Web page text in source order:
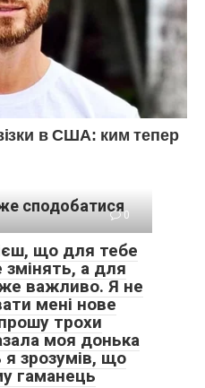
сподобатися0
що для тебе
змінять, а для
важливо. Я не
мені нове
трохи
моя донька
я зрозумів, що
гаманець